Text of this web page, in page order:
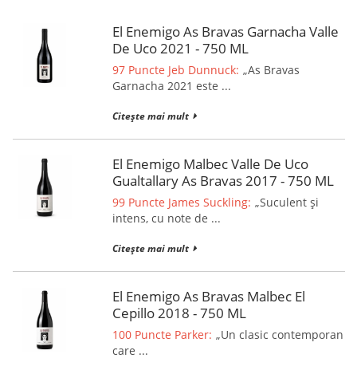
El Enemigo As Bravas Garnacha Valle
De Uco 2021 - 750 ML
97 Puncte Jeb Dunnuck: „As Bravas
Garnacha 2021 este ...
Citește mai mult
El Enemigo Malbec Valle De Uco
Gualtallary As Bravas 2017 - 750 ML
99 Puncte James Suckling: „Suculent și
intens, cu note de ...
Citește mai mult
El Enemigo As Bravas Malbec El
Cepillo 2018 - 750 ML
100 Puncte Parker: „Un clasic contemporan
care ...